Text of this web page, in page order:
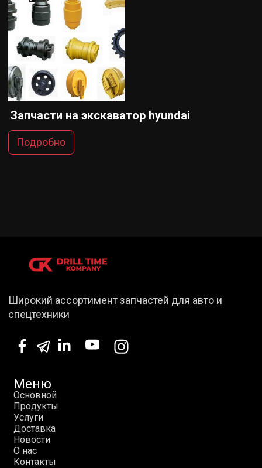
Запчасти на экскаватор hyundai
Подробно
Широкий ассортимент запчастей для авто и
спецтехники
Меню
Основной
Продукты
Услуги
Доставка
Новости
О нас
Контакты